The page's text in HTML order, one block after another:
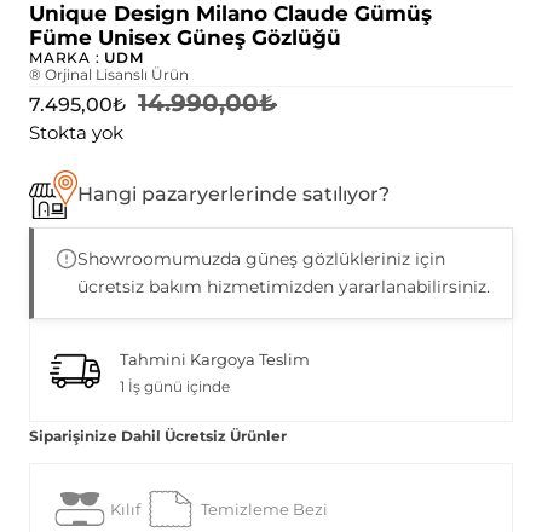
Unique Design Milano Claude Gümüş
Füme Unisex Güneş Gözlüğü
MARKA : UDM
® Orjinal Lisanslı Ürün
14.990,00₺
7.495,00₺
Stokta yok
Hangi pazaryerlerinde satılıyor?
Showroomumuzda güneş gözlükleriniz için
ücretsiz bakım hizmetimizden yararlanabilirsiniz.
Tahmini Kargoya Teslim
1 İş günü içinde
Siparişinize Dahil Ücretsiz Ürünler
Kılıf Temizleme Bezi